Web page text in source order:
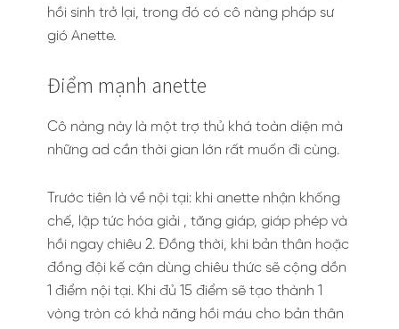
hồi sinh trở lại, trong đó có cô nàng pháp sư
gió Anette.
Điểm mạnh anette
Cô nàng này là một trợ thủ khá toàn diện mà
những ad cần thời gian lớn rất muốn đi cùng.
Trước tiên là về nội tại: khi anette nhận khống
chế, lập tức hóa giải , tăng giáp, giáp phép và
hồi ngay chiêu 2. Đồng thời, khi bản thân hoặc
đồng đội kế cận dùng chiêu thức sẽ cộng dồn
1 điểm nội tại. Khi đủ 15 điểm sẽ tạo thành 1
vòng tròn có khả năng hồi máu cho bản thân